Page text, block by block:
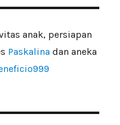
anak, persiapan
Paskalinadan aneka